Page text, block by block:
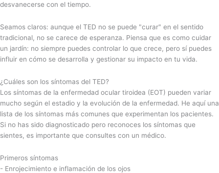
desvanecerse con el tiempo.
Seamos claros: aunque el TED no se puede "curar" en el sentido
tradicional, no se carece de esperanza. Piensa que es como cuidar
un jardín: no siempre puedes controlar lo que crece, pero sí puedes
influir en cómo se desarrolla y gestionar su impacto en tu vida.
¿Cuáles son los síntomas del TED?
Los síntomas de la enfermedad ocular tiroidea (EOT) pueden variar
mucho según el estadio y la evolución de la enfermedad. He aquí una
lista de los síntomas más comunes que experimentan los pacientes.
Si no has sido diagnosticado pero reconoces los síntomas que
sientes, es importante que consultes con un médico.
Primeros síntomas
- Enrojecimiento e inflamación de los ojos